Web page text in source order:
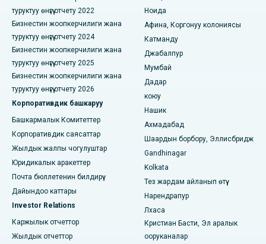
Канал айланма жолундагы эң мыкты оорукана, Калькутта
CBD Белапурдагы, Нави Мумбайдагы эң мыкты оорукана
Панчаватидеги, Нашиктеги эң мыкты оорукана
Секундерабаддагы, Хайдарабаддагы эң мыкты оорукана
Сешадрипурамдагы мыкты оорукана, Бангалор
Висакхапатнамдагы Уолтаир Мейн Роуддагы эң мыкты
оорукана
Субхаш Нагар жолундагы мыкты оорукана, Каримнагар
Манагари, Караикуди шаарындагы мыкты оорукана
Арепаллидеги, Варангалдагы эң мыкты оорукана
Бхопалдагы Арера колониясындагы эң мыкты оорукана
туруктуу өнүгүү отчету 2022
Бизнестин жоопкерчилиги жана
туруктуу өнүгүү отчету 2024
Бизнестин жоопкерчилиги жана
туруктуу өнүгүү отчету 2025
Бизнестин жоопкерчилиги жана
туруктуу өнүгүү отчету 2026
Корпоративдик башкаруу
Башкармалык Комитеттер
Корпоративдик саясаттар
Жылдык жалпы чогулуштар
Юридикалык аракеттер
Почта бюллетенин билдирүү
Дайындоо каттары
Investor Relations
Каржылык отчеттор
Жылдык отчеттор
Ноида
Афина, Коргонуу колониясы
Катманду
Джабалпур
Мумбай
Дадар
коюу
Нашик
Ахмадабад
Шаардын борбору, Эллисбридж
Gandhinagar
Kolkata
Тез жардам айланып өтүү
Нарендрапур
Лхаса
Кристиан Басти, Эл аралык
ооруканалар